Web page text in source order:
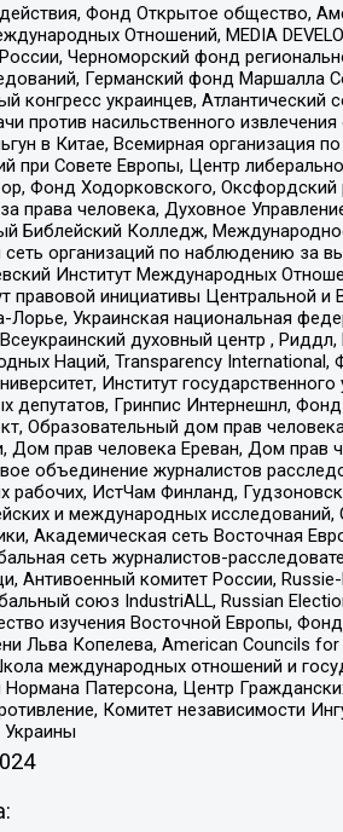
Фонд Открытое общество,
Отношений, MEDIA
Черноморский фонд
Германский фонд Маршалла
украинцев, Атлантический
насильственного
в Китае, Всемирная организация
при Совете Европы, Центр
Фонд Ходорковского,
человека, Духовное
Библейский Колледж,
сеть организаций по наблюдению за
Институт Международных
правовой инициативы Центральной
Лорье, Украинская национальная
духовный центр , Риддл,
Наций, Transparеncy
Институт
Гринпис Интернешнл,
Образовательный дом прав
прав человека Ереван, Дом прав
объединение журналистов
ИстЧам Финланд,
и международных
Академическая сеть Восточная
сеть журналистов-
комитет России,
союз IndustriALL, Russian
изучения Восточной Европы,
Копелева, American Councils for
международных отношений и
Патерсона, Центр
Комитет независимости